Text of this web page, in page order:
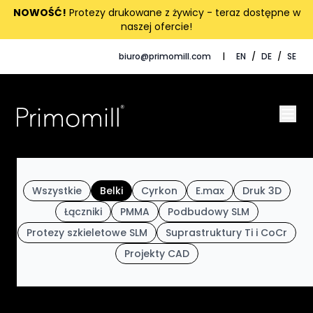
NOWOŚĆ! Protezy drukowane z żywicy - teraz dostępne w
naszej ofercie!
biuro@primomill.com | EN / DE / SE
Wszystkie Belki Cyrkon E.max
Druk 3D
Łączniki
PMMA
Podbudowy SLM
Protezy szkieletowe SLM
Suprastruktury Ti i CoCr
Projekty CAD